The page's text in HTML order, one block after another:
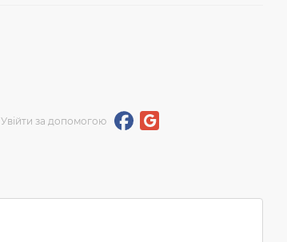
Увійти за допомогою